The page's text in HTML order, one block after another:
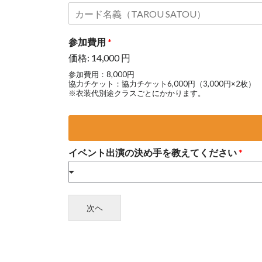
ー
ド
名
人
参加費用 *
価格: 14,000 円
参加費用：8,000円
協力チケット：協力チケット6,000円（3,000円×2枚）
※衣装代別途クラスごとにかかります。
イベント出演の決め手を教えてください*
次ヘ